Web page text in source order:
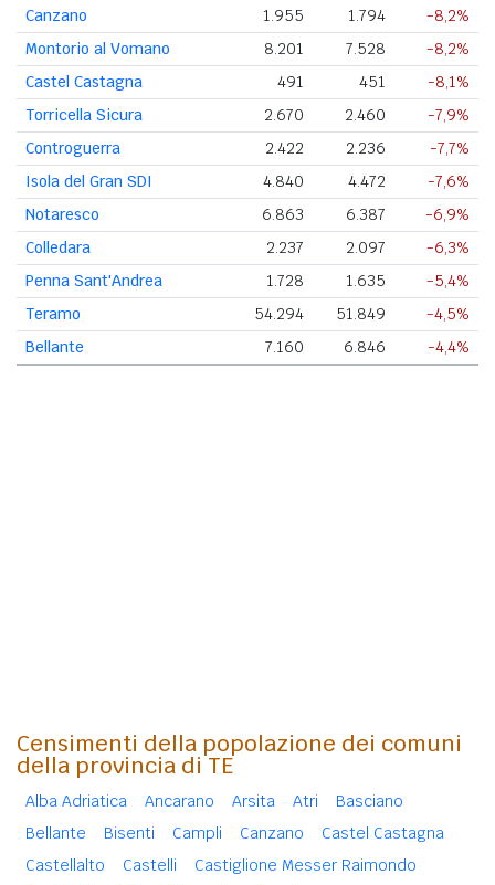
Canzano
1.955 1.794
-8,2%
Montorio al Vomano
8.201 7.528
-8,2%
Castel Castagna
491 451
-8,1%
Torricella Sicura
2.670 2.460
-7,9%
Controguerra
2.422 2.236
-7,7%
Isola del Gran SDI
4.840 4.472
-7,6%
Notaresco
6.863 6.387
-6,9%
Colledara
2.237 2.097
-6,3%
Penna Sant'Andrea
1.728 1.635
-5,4%
Teramo
54.294 51.849
-4,5%
Bellante
7.160 6.846 -4,4%
Censimenti della popolazione dei comuni
della provincia di TE
Alba Adriatica Ancarano Arsita Atri
Basciano
Bellante
Bisenti Campli Canzano
Castel Castagna
Castellalto
Castelli
Castiglione Messer Raimondo